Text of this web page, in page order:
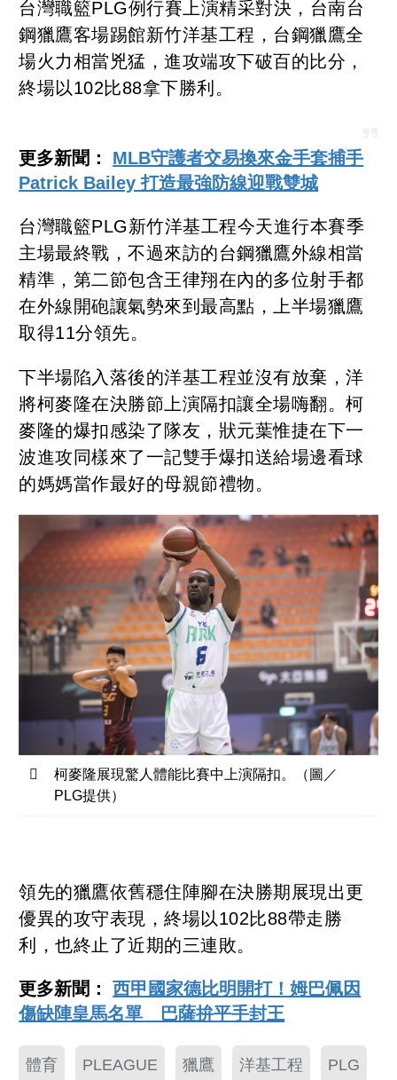
台灣職籃PLG例行賽上演精采對決，台南台
鋼獵鷹客場踢館新竹洋基工程，台鋼獵鷹全
場火力相當兇猛，進攻端攻下破百的比分，
終場以102比88拿下勝利。
更多新聞： MLB守護者交易換來金手套捕手
Patrick Bailey 打造最強防線迎戰雙城
台灣職籃PLG新竹洋基工程今天進行本賽季
主場最終戰，不過來訪的台鋼獵鷹外線相當
精準，第二節包含王律翔在內的多位射手都
在外線開砲讓氣勢來到最高點，上半場獵鷹
取得11分領先。
下半場陷入落後的洋基工程並沒有放棄，洋
將柯麥隆在決勝節上演隔扣讓全場嗨翻。柯
麥隆的爆扣感染了隊友，狀元葉惟捷在下一
波進攻同樣來了一記雙手爆扣送給場邊看球
的媽媽當作最好的母親節禮物。
柯麥隆展現驚人體能比賽中上演隔扣。（圖／
PLG提供）
領先的獵鷹依舊穩住陣腳在決勝期展現出更
優異的攻守表現，終場以102比88帶走勝
利，也終止了近期的三連敗。
更多新聞：西甲國家德比明開打！姆巴佩因
傷缺陣皇馬名單 巴薩拚平手封王
體育 PLEAGUE 獵鷹 洋基工程 PLG